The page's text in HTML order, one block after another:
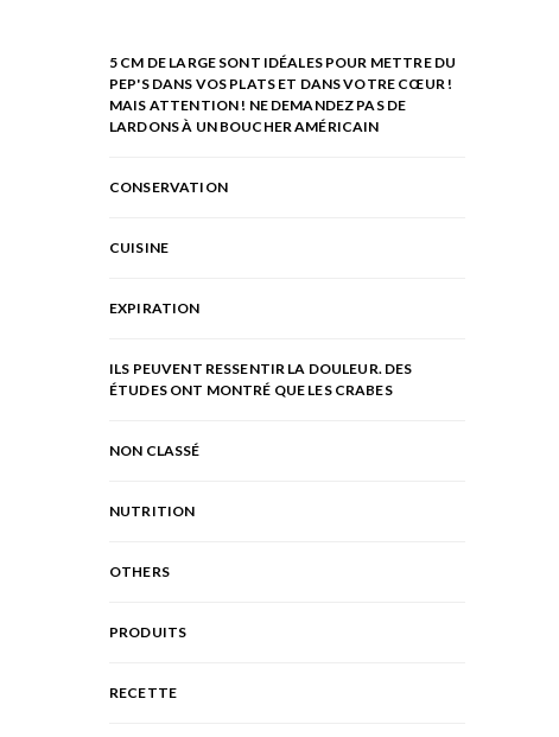
5 CM DE LARGE SONT IDÉALES POUR METTRE DU
PEP'S DANS VOS PLATS ET DANS VOTRE CŒUR !
MAIS ATTENTION ! NE DEMANDEZ PAS DE
LARDONS À UN BOUCHER AMÉRICAIN
CONSERVATION
CUISINE
EXPIRATION
ILS PEUVENT RESSENTIR LA DOULEUR. DES
ÉTUDES ONT MONTRÉ QUE LES CRABES
NON CLASSÉ
NUTRITION
OTHERS
PRODUITS
RECETTE